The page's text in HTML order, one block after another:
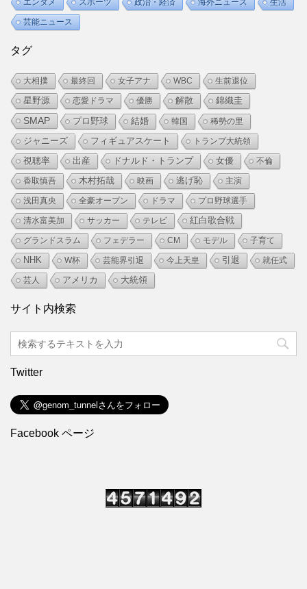
芸能ニュース
タグ
大相撲 最終回 女子アナ WBC 生前退位
星野源 恋愛ドラマ 優勝 解散 錦織圭
SMAP プロ野球 結婚 韓国 稀勢の里
ジャニーズ フィギュアスケート トランプ大統領
視聴率 出産 ドナルド・トランプ 女優 不倫
香取慎吾 木村拓哉 映画 逃げ恥 主演
浅田真央 全豪オープン ドラマ プロ野球選手
清水富美加 サッカー テレビ 紅白歌合戦
グランドスラム フェデラー CM モデル 子育て
NHK W杯 芸能界引退 今上天皇 引退 就任式
芸人 アメリカ 大統領
サイト内検索
Twitter
Facebook ページ